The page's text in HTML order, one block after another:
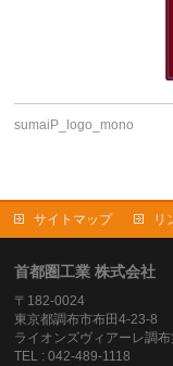
sumaiP_logo_mono
サイトマップ リ
首都圏工業 株式会社
〒182-0024
東京都調布市布田4-23-8
ライオンズヴィアーレ調布
TEL : 042-489-1118